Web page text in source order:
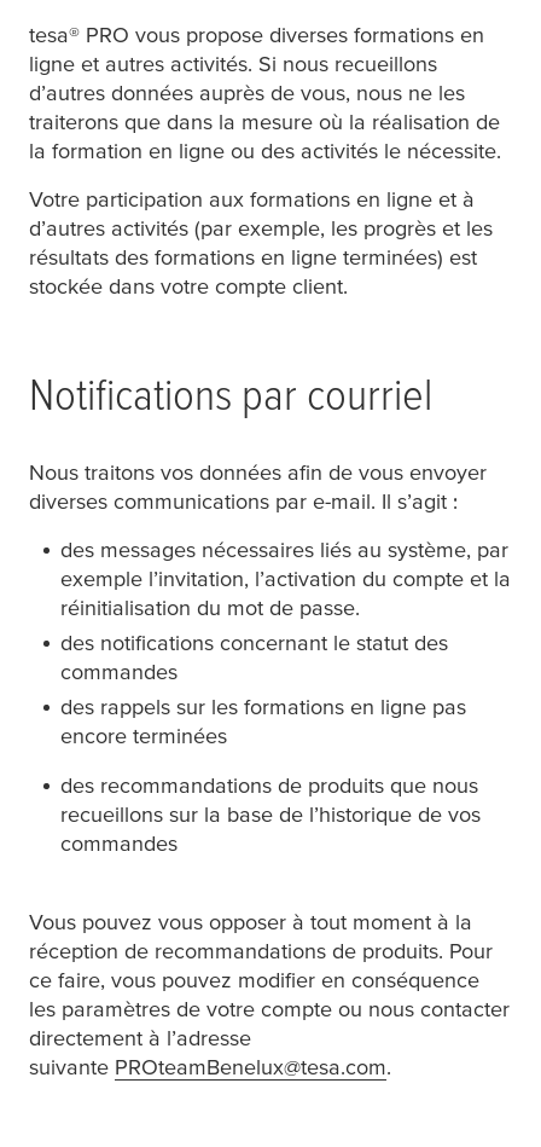
tesa® PRO vous propose diverses formations en
ligne et autres activités. Si nous recueillons
d’autres données auprès de vous, nous ne les
traiterons que dans la mesure où la réalisation de
la formation en ligne ou des activités le nécessite.
Votre participation aux formations en ligne et à
d’autres activités (par exemple, les progrès et les
résultats des formations en ligne terminées) est
stockée dans votre compte client.
Notifications par courriel
Nous traitons vos données afin de vous envoyer
diverses communications par e-mail. Il s’agit :
des messages nécessaires liés au système, par
exemple l’invitation, l’activation du compte et la
réinitialisation du mot de passe.
des notifications concernant le statut des
commandes
des rappels sur les formations en ligne pas
encore terminées
des recommandations de produits que nous
recueillons sur la base de l’historique de vos
commandes
Vous pouvez vous opposer à tout moment à la
réception de recommandations de produits. Pour
ce faire, vous pouvez modifier en conséquence
les paramètres de votre compte ou nous contacter
directement à l’adresse
suivante PROteamBenelux@tesa.com.